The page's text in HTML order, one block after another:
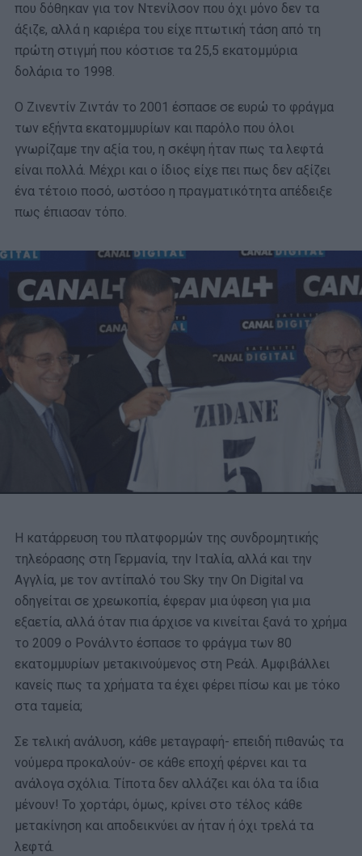
που δόθηκαν για τον Ντενίλσον που όχι μόνο δεν τα
άξιζε, αλλά η καριέρα του είχε πτωτική τάση από τη
πρώτη στιγμή που κόστισε τα 25,5 εκατομμύρια
δολάρια το 1998.
Ο Ζινεντίν Ζιντάν το 2001 έσπασε σε ευρώ το φράγμα
των εξήντα εκατομμυρίων και παρόλο που όλοι
γνωρίζαμε την αξία του, η σκέψη ήταν πως τα λεφτά
είναι πολλά. Μέχρι και ο ίδιος είχε πει πως δεν αξίζει
ένα τέτοιο ποσό, ωστόσο η πραγματικότητα απέδειξε
πως έπιασαν τόπο.
Η κατάρρευση του πλατφορμών της συνδρομητικής
τηλεόρασης στη Γερμανία, την Ιταλία, αλλά και την
Αγγλία, με τον αντίπαλό του Sky την On Digital να
οδηγείται σε χρεωκοπία, έφεραν μια ύφεση για μια
εξαετία, αλλά όταν πια άρχισε να κινείται ξανά το χρήμα
το 2009 ο Ρονάλντο έσπασε το φράγμα των 80
εκατομμυρίων μετακινούμενος στη Ρεάλ. Αμφιβάλλει
κανείς πως τα χρήματα τα έχει φέρει πίσω και με τόκο
στα ταμεία;
Σε τελική ανάλυση, κάθε μεταγραφή- επειδή πιθανώς τα
νούμερα προκαλούν- σε κάθε εποχή φέρνει και τα
ανάλογα σχόλια. Τίποτα δεν αλλάζει και όλα τα ίδια
μένουν! Το χορτάρι, όμως, κρίνει στο τέλος κάθε
μετακίνηση και αποδεικνύει αν ήταν ή όχι τρελά τα
λεφτά.